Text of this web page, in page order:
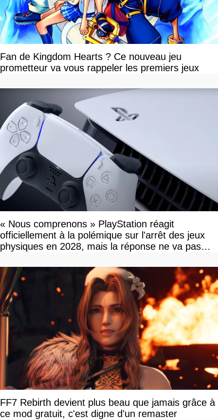
Fan de Kingdom Hearts ? Ce nouveau jeu
prometteur va vous rappeler les premiers jeux
« Nous comprenons » PlayStation réagit
officiellement à la polémique sur l'arrêt des jeux
physiques en 2028, mais la réponse ne va pas
FF7 Rebirth devient plus beau que jamais grâce à
ce mod gratuit, c'est digne d'un remaster